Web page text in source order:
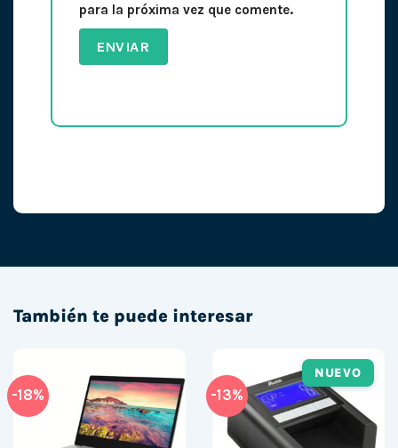
para la próxima vez que comente.
También te puede interesar
-18% -13%
NUEVO